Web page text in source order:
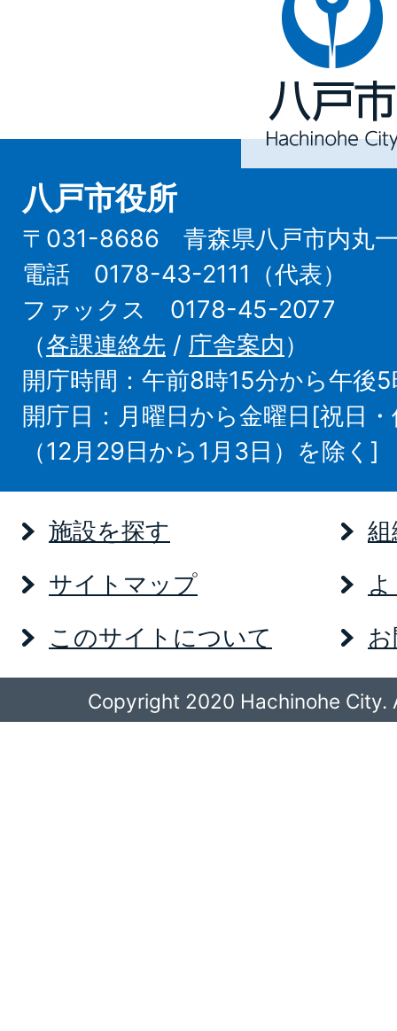
戸
市
Hachinohe
City
八戸市役所
〒031-8686 青森県八戸市内丸一
電話 0178-43-2111（代表）
ファックス 0178-45-2077
（各課連絡先 / 庁舎案内）
開庁時間：午前8時15分から午後5
開庁日：月曜日から金曜日[祝日
（12月29日から1月3日）を除く]
施設を探す
サイトマップ
このサイトについて
Copyright 2020 Hachinohe City.